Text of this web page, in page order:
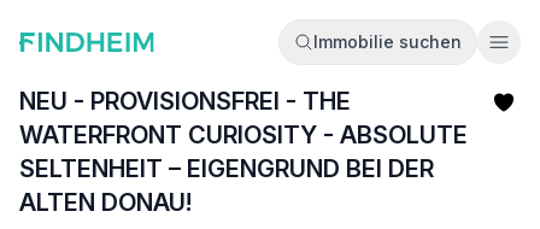
Immobilie suchen
NEU - PROVISIONSFREI - THE
WATERFRONT CURIOSITY - ABSOLUTE
SELTENHEIT – EIGENGRUND BEI DER
ALTEN DONAU!